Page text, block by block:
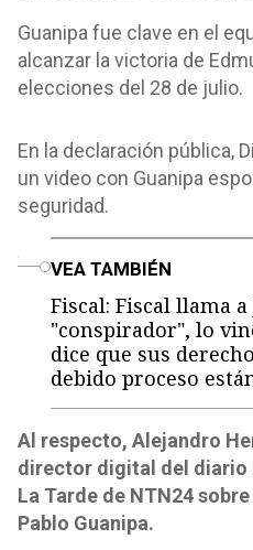
Guanipa fue clave en el
alcanzar la victoria de
elecciones del 28 de julio.
En la declaración pública,
un video con Guanipa
seguridad.
VEA TAMBIÉN
Fiscal: Fiscal llama
"conspirador", lo
dice que sus
debido proceso
Al respecto, Alejandro
director digital del diario
La Tarde de NTN24
Pablo Guanipa.